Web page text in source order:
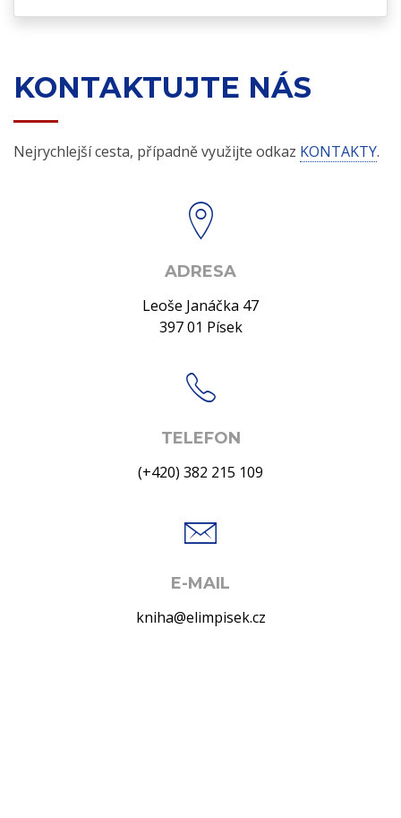
KONTAKTUJTE NÁS
Nejrychlejší cesta, případně využijte odkaz KONTAKTY.
ADRESA
Leoše Janáčka 47
397 01 Písek
TELEFON
(+420) 382 215 109
E-MAIL
kniha@elimpisek.cz